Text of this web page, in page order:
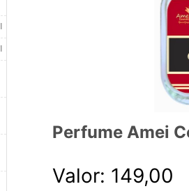
Perfume Amei
Valor: 149,00